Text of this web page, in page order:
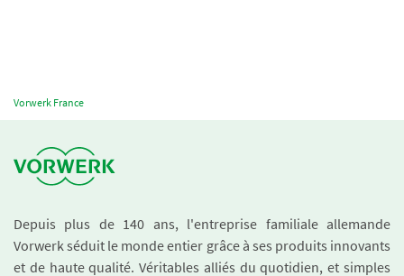
Vorwerk France
Depuis plus de 140 ans, l'entreprise familiale allemande
Vorwerk séduit le monde entier grâce à ses produits innovants
et de haute qualité. Véritables alliés du quotidien, et simples